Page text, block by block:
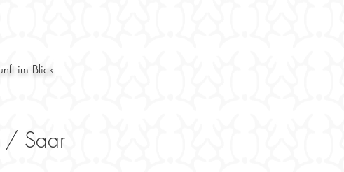
im Blick
/ Saar